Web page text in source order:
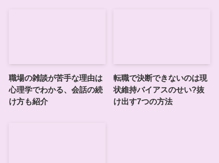
職場の雑談が苦手な理由は
心理学でわかる、会話の続
け方も紹介
転職で決断できないのは現
状維持バイアスのせい?抜
け出す7つの方法